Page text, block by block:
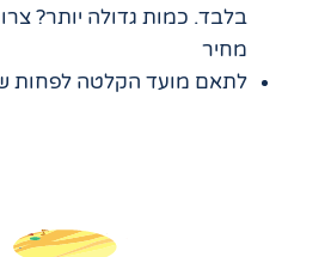
בלבד. כמות גדולה יותר?
מחיר
לתאם מועד הקלטה לפחות